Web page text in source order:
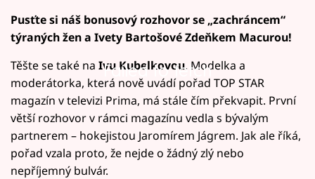
Pusťte si náš bonusový rozhovor se „zachráncem“
týraných žen a Ivety Bartošové Zdeňkem Macurou!
Failed to fetch
Těšte se také na Ivu Kubelkovou. Modelka a
moderátorka, která nově uvádí pořad TOP STAR
magazín v televizi Prima, má stále čím překvapit. První
větší rozhovor v rámci magazínu vedla s bývalým
partnerem – hokejistou Jaromírem Jágrem. Jak ale říká,
pořad vzala proto, že nejde o žádný zlý nebo
nepříjemný bulvár.